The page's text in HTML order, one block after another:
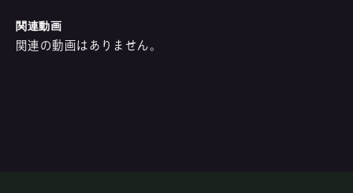
関連動画
関連の動画はありません。